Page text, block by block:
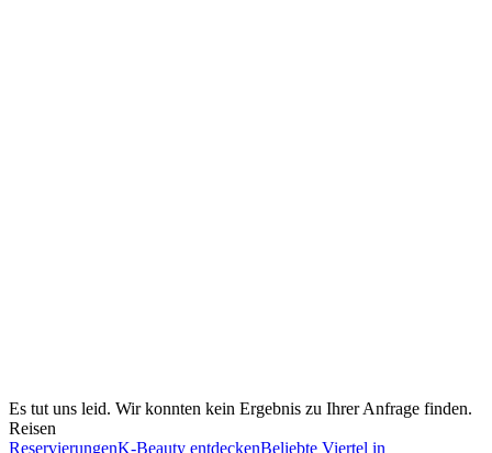
Es tut uns leid. Wir konnten kein Ergebnis zu Ihrer Anfrage finden.
Reisen
ReservierungenK-Beauty entdeckenBeliebte Viertel in